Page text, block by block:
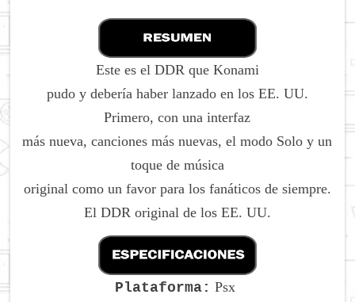
Este es el DDR que Konami
pudo y debería haber lanzado en los EE. UU.
Primero, con una interfaz
más nueva, canciones más nuevas, el modo Solo y un
toque de música
original como un favor para los fanáticos de siempre.
El DDR original de los EE. UU.
Plataforma: Psx